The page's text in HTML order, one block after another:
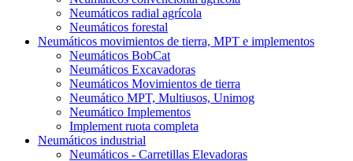
Neumáticos radial agrícola
Neumáticos forestal
Neumáticos movimientos de tierra, MPT e implementos
Neumáticos BobCat
Neumáticos Excavadoras
Neumáticos Movimientos de tierra
Neumático MPT, Multiusos, Unimog
Neumático Implementos
Implement ruota completa
Neumáticos industrial
Neumáticos - Carretillas Elevadoras